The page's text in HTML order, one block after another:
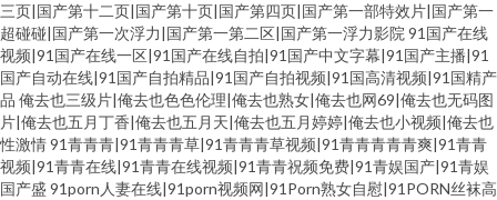
三页|国产第十二页|国产第十页|国产第四页|国产第一部特效片|国产第一
超碰碰|国产第一次浮力|国产第一第二区|国产第一浮力影院 91国产在线
视频|91国产在线一区|91国产在线自拍|91国产中文字幕|91国产主播|91
国产自动在线|91国产自拍精品|91国产自拍视频|91国高清视频|91国精产
品 俺去也三级片|俺去也色色伦理|俺去也熟女|俺去也网69|俺去也无码图
片|俺去也五月丁香|俺去也五月天|俺去也五月婷婷|俺去也小视频|俺去也
性激情91青青青|91青青青草|91青青青草视频|91青青青青青爽|91青青
视频|91青青在线|91青青在线视频|91青青祝频免费|91青娱国产|91青娱
国产盛 91porn人妻在线|91porn视频网|91Porn熟女自慰|91PORN丝袜高